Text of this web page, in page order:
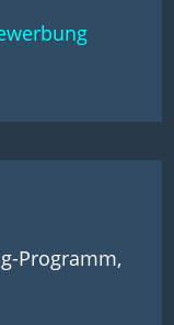
Programm,